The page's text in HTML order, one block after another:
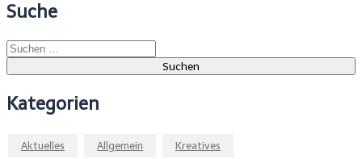
Suche
Suchen
nach:
Kategorien
Aktuelles Allgemein Kreatives